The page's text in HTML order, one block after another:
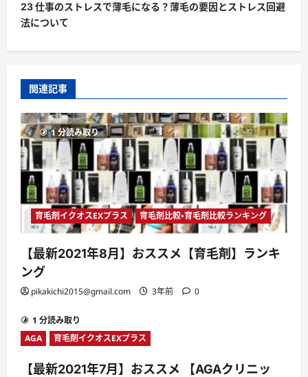
ゲ
ー
シ
ン
23 仕事のストレスで薄毛になる？薄毛の要因とストレス回避
法について
関連記事
1 分読み取り
育毛剤イクオスEXプラス 育毛剤比較・育毛剤比較ランキング
【最新2021年8月】おススメ【育毛剤】ランキ
ング
pikakichi2015@gmail.com 3年前 0
1 分読み取り
AGA
育毛剤イクオスEXプラス
【最新2021年7月】おススメ 【AGAクリニッ